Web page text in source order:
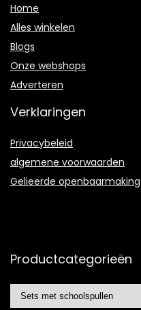
Home
Alles winkelen
Blogs
Onze webshops
Adverteren
Verklaringen
Privacybeleid
algemene voorwaarden
Gelieerde openbaarmaking
Productcategorieën